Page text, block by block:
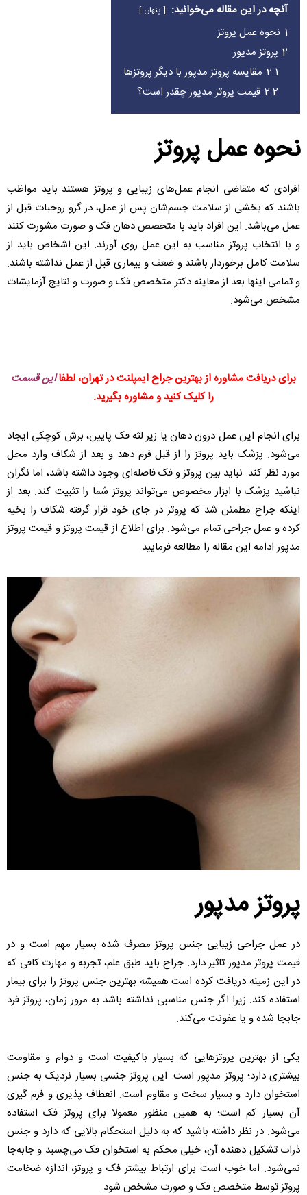
آنچه در این مقاله می‌خوانید: پنهان
1 نحوه عمل پروتز
2 پروتز مدپور
2.1 مقایسه پروتز مدپور با دیگر پروتزها
2.2 قیمت پروتز مدپور چقدر است؟
نحوه عمل پروتز
افرادی که متقاضی انجام عمل‌های زیبایی و پروتز هستند باید مواظب
باشند که بخشی از سلامت جسم‌شان پس از عمل، در گرو روحیات قبل از
عمل می‌باشد. این افراد باید با متخصص دهان فک و صورت مشورت کنند
و با انتخاب پروتز مناسب به این عمل روی آورند. این اشخاص باید از
سلامت کامل برخوردار باشند و ضعف و بیماری قبل از عمل نداشته باشند.
و تمامی اینها بعد از معاینه دکتر متخصص فک و صورت و نتایج آزمایشات
مشخص می‌شود.
برای دریافت مشاوره از بهترین جراح ایمپلنت در تهران، لطفااین قسمت
را کلیک کنید و مشاوره بگیرید.
برای انجام این عمل درون دهان یا زیر لثه فک پایین، برش کوچکی ایجاد
می‌شود. پزشک باید پروتز را از قبل فرم دهد و بعد از شکاف وارد محل
مورد نظر کند. نباید بین پروتز و فک فاصله‌ای وجود داشته باشد، اما نگران
نباشید پزشک با ابزار مخصوص می‌تواند پروتز شما را تثبیت کند. بعد از
اینکه جراح مطمئن شد که پروتز در جای خود قرار گرفته شکاف را بخیه
کرده و عمل جراحی تمام می‌شود. برای اطلاع از قیمت پروتز و قیمت پروتز
مدپور ادامه این مقاله را مطالعه فرمایید.
پروتز مدپور
در عمل جراحی زیبایی جنس پروتز مصرف شده بسیار مهم است و در
قیمت پروتز مدپور تاثیر دارد. جراح باید طبق علم، تجربه و مهارت کافی که
در این زمینه دریافت کرده است همیشه بهترین جنس پروتز را برای بیمار
استفاده کند. زیرا اگر جنس مناسبی نداشته باشد به مرور زمان، پروتز فرد
جابجا شده و یا عفونت می‌کند.
یکی از بهترین پروتزهایی که بسیار باکیفیت است و دوام و مقاومت
بیشتری دارد؛ پروتز مدپور است. این پروتز جنسی بسیار نزدیک به جنس
استخوان دارد و بسیار سخت و مقاوم است. انعطاف پذیری و فرم گیری
آن بسیار کم است؛ به همین منظور معمولا برای پروتز فک استفاده
می‌شود. در نظر داشته باشید که به دلیل استحکام بالایی که دارد و جنس
ذرات تشکیل دهنده آن، خیلی محکم به استخوان فک می‌چسبد و جابه‌جا
نمی‌شود. اما خوب است برای ارتباط بیشتر فک و پروتز، اندازه ضخامت
پروتز توسط متخصص فک و صورت مشخص شود.